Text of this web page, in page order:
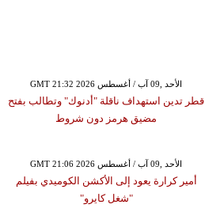
GMT 21:32 2026 الأحد ,09 آب / أغسطس
قطر تدين استهداف ناقلة "أدنوك" وتطالب بفتح
مضيق هرمز دون شروط
GMT 21:06 2026 الأحد ,09 آب / أغسطس
أمير كرارة يعود إلى الأكشن الكوميدي بفيلم
"شغل كايرو"